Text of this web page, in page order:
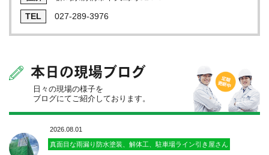
027-289-3976
本日の現場ブログ
日々の現場の様子を
ブログにてご紹介しております。
2026.08.01
真面目な雨漏り防水塗装、解体工、駐車場ライン引き屋さん